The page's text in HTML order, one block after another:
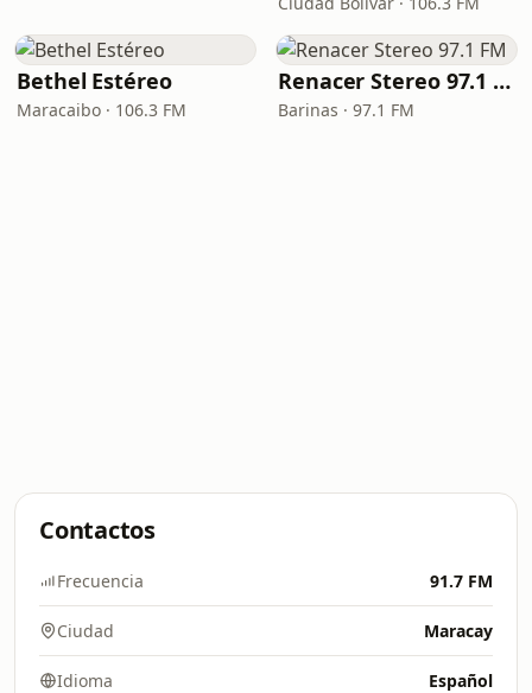
Bethel Estéreo
Maracaibo · 106.3 FM
Renacer Stereo 97.1 FM
Barinas · 97.1 FM
Contactos
Frecuencia 91.7 FM
Ciudad Maracay
Idioma Español